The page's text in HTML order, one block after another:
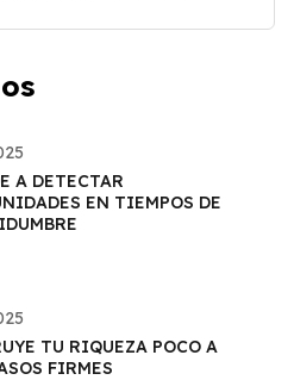
A DETECTAR
EN TIEMPOS DE
TU RIQUEZA POCO A
FIRMES